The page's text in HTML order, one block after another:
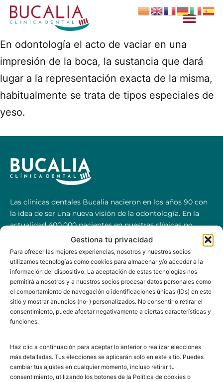
Gestiona tu privacidad
Para ofrecer las mejores experiencias, nosotros y nuestros socios
utilizamos tecnologías como cookies para almacenar y/o acceder a la
información del dispositivo. La aceptación de estas tecnologías nos
permitirá a nosotros y a nuestros socios procesar datos personales como
el comportamiento de navegación o identificaciones únicas (IDs) en este
sitio y mostrar anuncios (no-) personalizados. No consentir o retirar el
consentimiento, puede afectar negativamente a ciertas características y
funciones.
Haz clic a continuación para aceptar lo anterior o realizar elecciones
más detalladas. Tus elecciones se aplicarán solo en este sitio. Puedes
cambiar tus ajustes en cualquier momento, incluso retirar tu
consentimiento, utilizando los botones de la Política de cookies o
En odontología el acto de vaciar en una
impresión de la boca, la sustancia que dará
lugar a la representación exacta de la misma,
habitualmente se trata de tipos especiales de
yeso.
Las clínicas dentales Bucalia nacieron en los años 90 con
la idea de ser una nueva visión de la odontología. En la
actualidad 400.000 pacientes en nuestras clínicas no
pueden estar equivocados.
Queremos agradeceros a todos vuestra confianza. Vamos
a seguir con la misma ilusión del primer día, con la idea
de ser cada vez mejores.
BUCALIA BARCELONA